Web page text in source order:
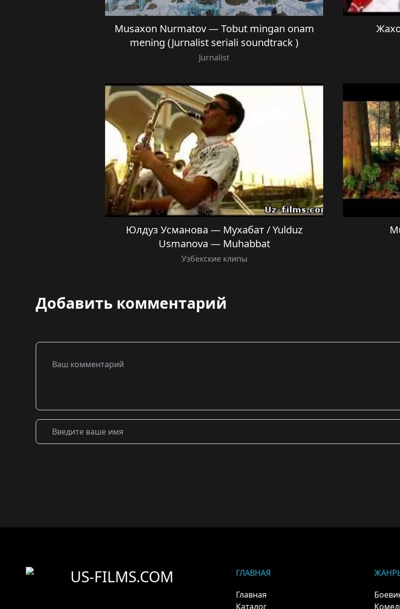
Musaxon Nurmatov — Tobut mingan onam
mening (Jurnalist seriali soundtrack )
Jurnalist
Юлдуз Усманова — Мухабат / Yulduz
Usmanova — Muhabbat
Узбекские клипы
Добавить комментарий
US-FILMS.COM
ГЛАВНАЯ
Главная
Каталог